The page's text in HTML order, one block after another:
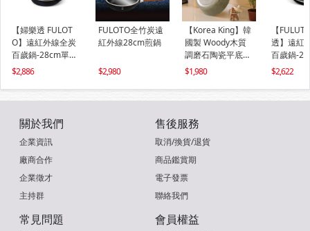
【婦樂透 FULOT
O】遠紅外線全炭
百歲鍋-28cm單柄
煎煮鍋 平底鍋 附
鍋蓋(IH爐可用鍋)
2,886
FULOTO全竹炭遠
紅外線28cm煎鍋
2,980
【Korea King】韓
國製 Woody木質
調磨石陶瓷平底深
鍋(26cm) (IH可)
1,980
【
透】遠紅
百歲鍋-
平煎鍋/1
2,622
關於我們
企業資訊
廠商合作
企業徵才
主持群
售後服務
取消/換貨/退貨
商品鑑賞期
電子發票
聯絡我們
常見問題 會員權益